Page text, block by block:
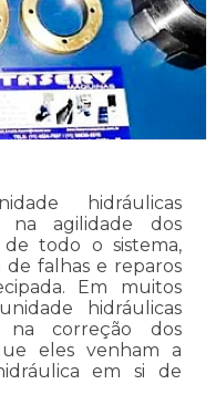
hidráulicas
na agilidade dos
de todo o sistema,
falhas e reparos
Em muitos
hidráulicas
na correção dos
eles venham a
em si de